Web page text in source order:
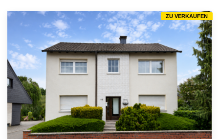
ZU VERKAUFEN